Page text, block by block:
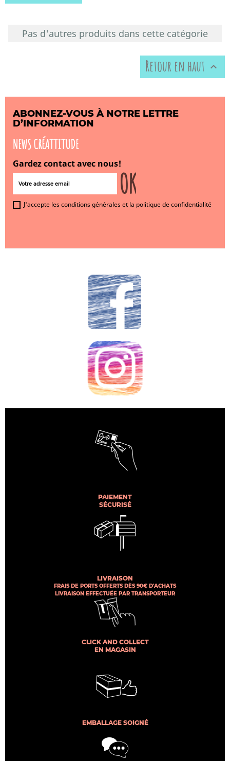
Pas d'autres produits dans cette catégorie
Retour en haut 
ABONNEZ-VOUS À NOTRE LETTRE
D’INFORMATION
NEWS CRÉATTITUDE
Gardez contact avec nous!
J'accepte les conditions générales et la politique de confidentialité
PAIEMENT
SÉCURISÉ
LIVRAISON
FRAIS DE PORTS OFFERTS DÈS 90€ D'ACHATS
LIVRAISON EFFECTUÉE PAR TRANSPORTEUR
CLICK AND COLLECT
EN MAGASIN
EMBALLAGE SOIGNÉ